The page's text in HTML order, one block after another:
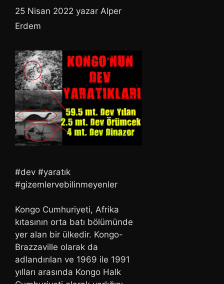
25 Nisan 2022 yazar Alper
Erdem
#dev #yaratık
#gizemlervebilinmeyenler
Kongo Cumhuriyeti, Afrika
kıtasının orta batı bölümünde
yer alan bir ülkedir. Kongo-
Brazzaville olarak da
adlandırılan ve 1969 ile 1991
yılları arasında Kongo Halk